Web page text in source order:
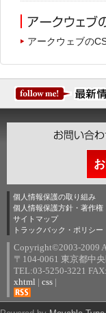
アークウェブの
個人情報保護の取り組み
個人情報保護方針・著作権
サイトマップ
トラックバック・ポリシー
Copyright©2003-2009
〒104-0061 東京都中
TEL:03-5250-3221
xhtml | css |
RSS